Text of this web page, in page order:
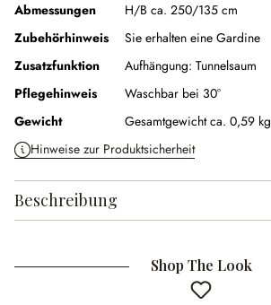
Abmessungen
H/B ca. 250/135 cm
Zubehörhinweis
Sie erhalten eine Gardine
Zusatzfunktion
Aufhängung: Tunnelsaum
Pflegehinweis
Waschbar bei 30°
Gewicht
Gesamtgewicht ca. 0,59 kg
Hinweise zur Produktsicherheit
Beschreibung
Shop The Look